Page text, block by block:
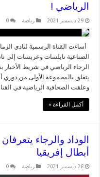
الرياضي !
29 ديسمبر 2021 رياضة 0
أساءت القناة الرسمية لنادي
الصناعية نايلسات وعربسات إلى
الرجاء الرياضي في شريط الأخبار
يتعلق بالمجموعة الأولى من دوري
وعلقت الصحافية الرياضية في
أكمل القراءة »
الوداد والرجاء
أبطال إفريقيا
28 ديسمبر 2021 رياضة 0